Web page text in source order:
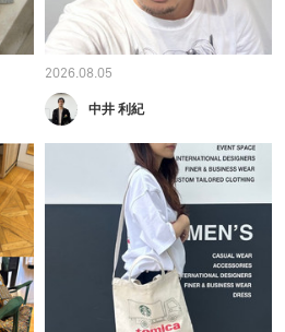
2026.08.05
中井 利紀